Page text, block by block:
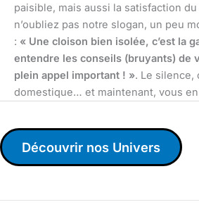
paisible, mais aussi la satisfaction
n’oubliez pas notre slogan, un peu
: « Une cloison bien isolée, c’est la
entendre les conseils (bruyants) de
plein appel important ! ». Le silence,
domestique… et maintenant, vous
Découvrir nos Univers